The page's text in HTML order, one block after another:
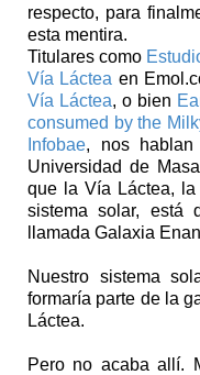
respecto, para
esta mentira.
Titulares como
Vía Láctea en
Vía Láctea, o bien
consumed by the
Infobae, nos
Universidad de
que la Vía Láctea,
sistema solar, está
llamada Galaxia
Nuestro sistema
formaría parte de la
Láctea.
Pero no acaba allí.